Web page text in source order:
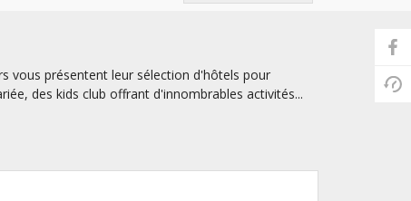
vous présentent leur sélection d'hôtels pour
des kids club offrant d'innombrables activités...